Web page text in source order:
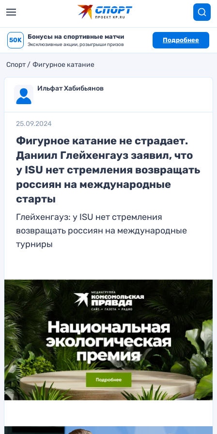
50K Бонусы на спортивные матчи
Эксклюзивные акции, розыгрыши призов
Подробнее
Спорт Фигурное катание
Ильфат Хабибьянов
25.09.2024
Фигурное катание не страдает.
Даниил Глейхенгауз заявил, что
у ISU нет стремления возвращать
россиян на международные
старты
Глейхенгауз: у ISU нет стремления
возвращать россиян на международные
турниры